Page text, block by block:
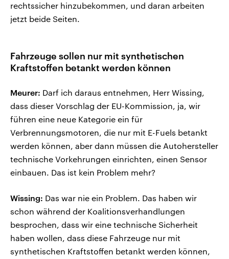
rechtssicher hinzubekommen, und daran arbeiten
jetzt beide Seiten.
Fahrzeuge sollen nur mit synthetischen
Kraftstoffen betankt werden können
Meurer: Darf ich daraus entnehmen, Herr Wissing,
dass dieser Vorschlag der EU-Kommission, ja, wir
führen eine neue Kategorie ein für
Verbrennungsmotoren, die nur mit E-Fuels betankt
werden können, aber dann müssen die Autohersteller
technische Vorkehrungen einrichten, einen Sensor
einbauen. Das ist kein Problem mehr?
Wissing: Das war nie ein Problem. Das haben wir
schon während der Koalitionsverhandlungen
besprochen, dass wir eine technische Sicherheit
haben wollen, dass diese Fahrzeuge nur mit
synthetischen Kraftstoffen betankt werden können,